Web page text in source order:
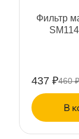
Фильтр
437 ₽460 ₽